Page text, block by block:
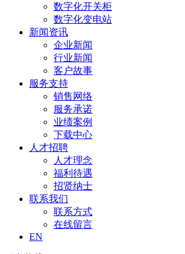
数字化开关柜
数字化变电站
新闻资讯
企业新闻
行业新闻
客户故事
服务支持
销售网络
服务承诺
业绩案例
下载中心
人才招聘
人才理念
福利待遇
招贤纳士
联系我们
联系方式
在线留言
EN